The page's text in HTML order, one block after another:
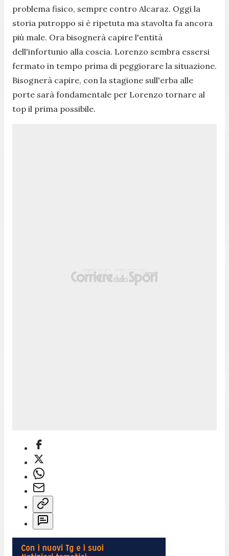
problema fisico, sempre contro Alcaraz. Oggi la
storia putroppo si è ripetuta ma stavolta fa ancora
più male. Ora bisognerà capire l'entità
dell'infortunio alla coscia. Lorenzo sembra essersi
fermato in tempo prima di peggiorare la situazione.
Bisognerà capire, con la stagione sull'erba alle
porte sarà fondamentale per Lorenzo tornare al
top il prima possibile.